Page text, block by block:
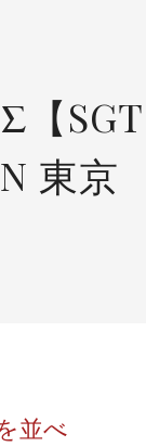
【SGT
東京
並べ